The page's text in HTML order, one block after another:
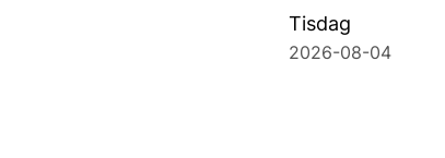
Tisdag
2026-08-04